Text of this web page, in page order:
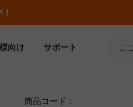
向け サポート
こ
商品コード：